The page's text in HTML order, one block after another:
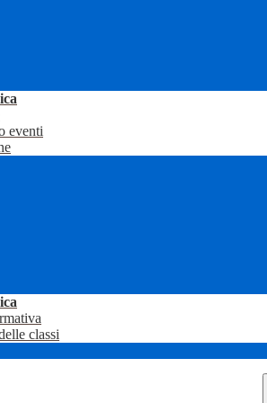
eventi
classi